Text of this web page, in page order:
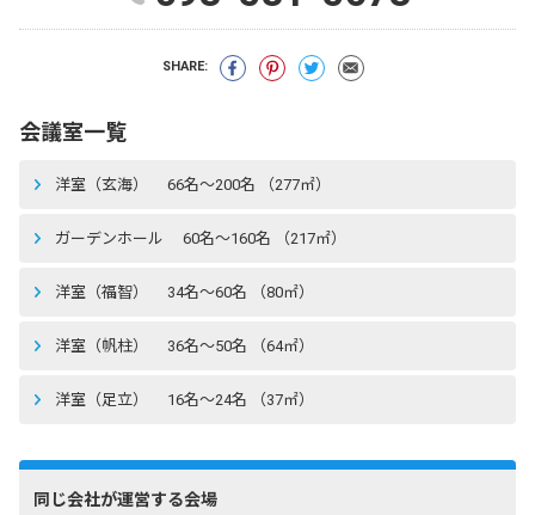
SHARE:
会議室一覧
洋室（玄海） 66名〜200名 （277㎡）
ガーデンホール 60名〜160名 （217㎡）
洋室（福智） 34名〜60名 （80㎡）
洋室（帆柱） 36名〜50名 （64㎡）
洋室（足立） 16名〜24名 （37㎡）
同じ会社が運営する会場